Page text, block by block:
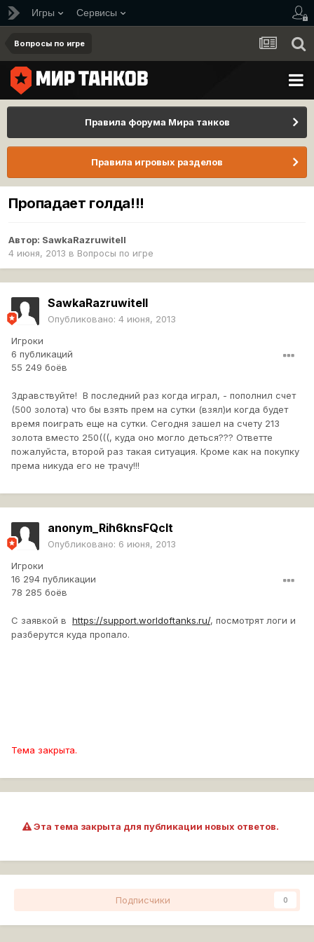
Игры Сервисы
Вопросы по игре
Правила форума Мира танков
Правила игровых разделов
Пропадает голда!!!
Автор: SawkaRazruwitell
4 июня, 2013 в Вопросы по игре
SawkaRazruwitell
Опубликовано: 4 июня, 2013
Игроки
6 публикаций
55 249 боёв
Здравствуйте! В последний раз когда играл, - пополнил счет
(500 золота) что бы взять прем на сутки (взял)и когда будет
время поиграть еще на сутки. Сегодня зашел на счету 213
золота вместо 250(((, куда оно могло деться??? Ответте
пожалуйста, второй раз такая ситуация. Кроме как на покупку
према никуда его не трачу!!!
anonym_Rih6knsFQcIt
Опубликовано: 6 июня, 2013
Игроки
16 294 публикации
78 285 боёв
С заявкой в https://support.worldoftanks.ru/, посмотрят логи и
разберутся куда пропало.
Тема закрыта.
Эта тема закрыта для публикации новых ответов.
Подписчики 0